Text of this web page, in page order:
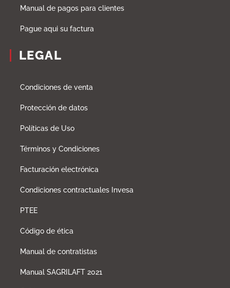
Manual de pagos para clientes
Pague aqui su factura
LEGAL
Condiciones de venta
Protección de datos
Políticas de Uso
Términos y Condiciones
Facturación electrónica
Condiciones contractuales Invesa
PTEE
Código de ética
Manual de contratistas
Manual SAGRILAFT 2021